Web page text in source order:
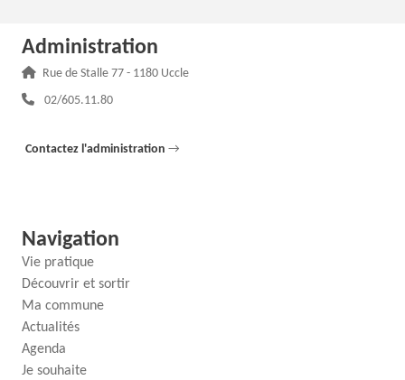
Administration
Adresse :
Rue de Stalle 77 - 1180 Uccle
Téléphone :
02/605.11.80
Contactez l'administration →
Navigation
Vie pratique
Découvrir et sortir
Ma commune
Actualités
Agenda
Je souhaite